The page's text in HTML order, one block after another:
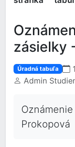
zásielky
Úradná tabuľa
Admin
Prokopová